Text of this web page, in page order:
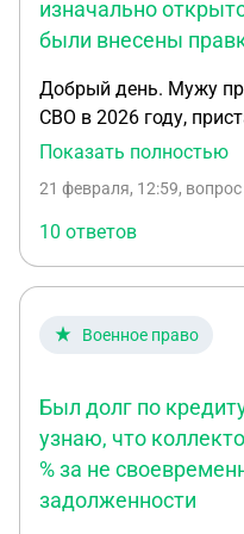
изначально
были внесены
Добрый день. Мужу при подписании контракта на
СВО в 2026 году,
отбора, заверили что
исполнительное
открыто в 2023 году,
правки в закон, что
погашаться, если ИП
отправления
арест, но в банке (в
прежнему висит. Еще, когда я смотрю в гос
услугах, почему-то
закрыто, потом заново открыто другой датой.
При обращении в
Показать полностью
21 февраля, 12:59,
10 ответов
Военное право
Был долг по
узнаю, что
% за не
задолженности